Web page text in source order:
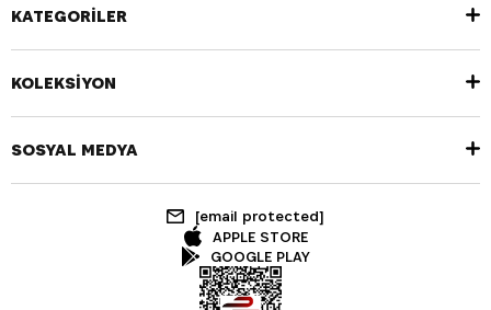
KATEGORİLER
KOLEKSİYON
SOSYAL MEDYA
[email protected]
APPLE STORE
GOOGLE PLAY